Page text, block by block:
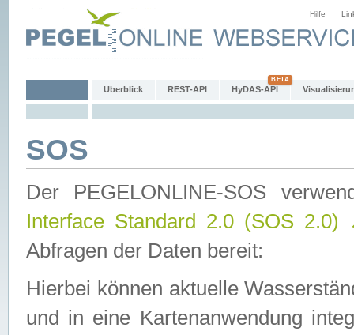
Hilfe
Überblick REST-API HyDAS-API
SOS
Der PEGELONLINE-SOS
Interface Standard 2.0 (SOS 2.0)
Abfragen der Daten bereit:
Hierbei können aktuelle
und in eine Kartenanwendung